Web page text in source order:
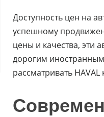
Доступность цен на
успешному
цены и качества, эти
дорогим
рассматривать